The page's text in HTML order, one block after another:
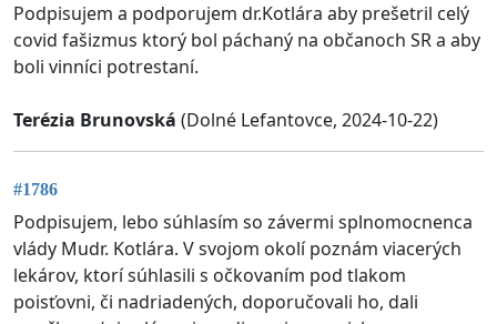
Podpisujem a podporujem dr.Kotlára aby prešetril celý
covid fašizmus ktorý bol páchaný na občanoch SR a aby
boli vinníci potrestaní.
Terézia Brunovská (Dolné Lefantovce, 2024-10-22)
#1786
Podpisujem, lebo súhlasím so závermi splnomocnenca
vlády Mudr. Kotlára. V svojom okolí poznám viacerých
lekárov, ktorí súhlasili s očkovaním pod tlakom
poisťovni, či nadriadených, doporučovali ho, dali